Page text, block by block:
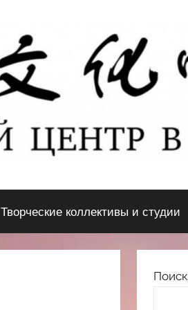
Творческие коллективы и студии
Поиск